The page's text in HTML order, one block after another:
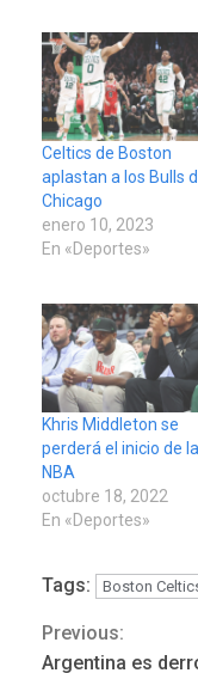
Celtics de Boston
aplastan a los Bulls
Chicago
enero 10, 2023
En «Deportes»
Khris Middleton se
perderá el inicio de la
NBA
octubre 18, 2022
En «Deportes»
Tags: Boston
Continue
Previous:
Argentina es